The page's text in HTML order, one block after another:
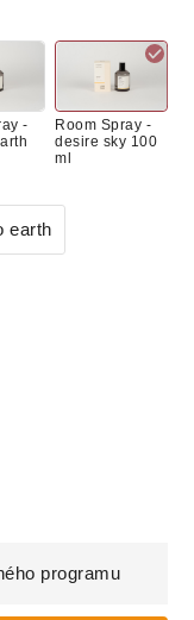
-
Room Spray -
desire sky 100
ml
earth
programu